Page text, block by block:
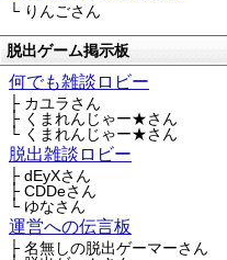
└ りんごさん
脱出ゲーム掲示板
何でも雑談ロビー
├ カユラさん
├ くまれんじゃー★さん
└ くまれんじゃー★さん
脱出雑談ロビー
├ dEyXさん
├ CDDeさん
└ ゆなさん
運営への伝言板
├ 名無しの脱出ゲーマーさん